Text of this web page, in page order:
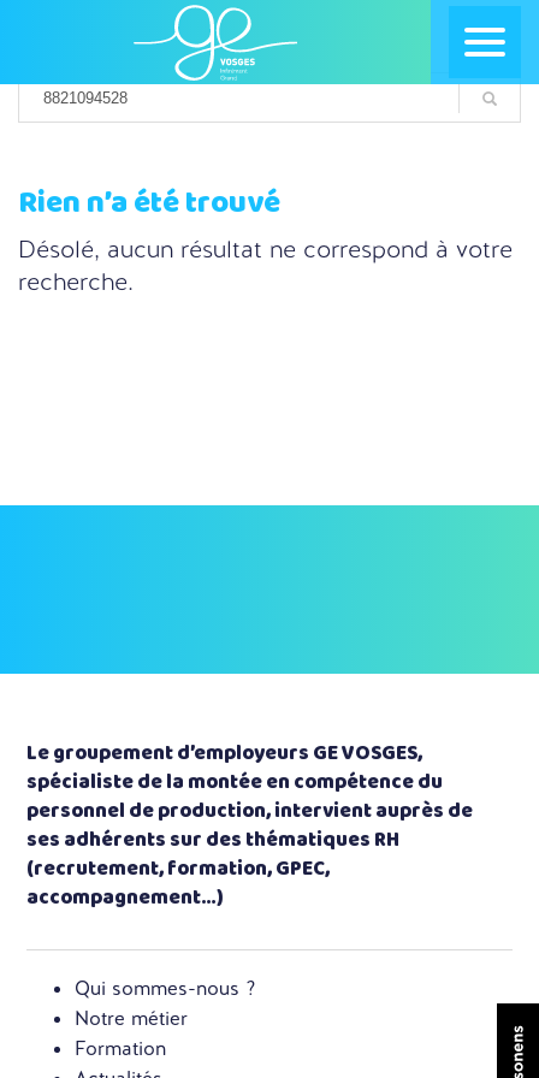
Rien n’a été trouvé
Désolé, aucun résultat ne correspond à votre
recherche.
Le groupement d’employeurs GE VOSGES,
spécialiste de la montée en compétence du
personnel de production, intervient auprès de
ses adhérents sur des thématiques RH
(recrutement, formation, GPEC,
accompagnement…)
Qui sommes-nous ?
Notre métier
Formation